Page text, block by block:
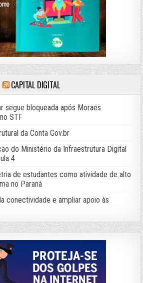
CAPITAL DIGITAL
segue bloqueada após Moraes
STF
da Conta Gov.br
do Ministério da Infraestrutura Digital
4
de estudantes como atividade de alto
no Paraná
conectividade e ampliar apoio às